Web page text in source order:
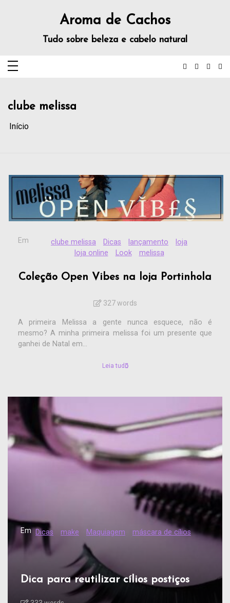
Aroma de Cachos
Tudo sobre beleza e cabelo natural
clube melissa
Início
Em clube melissa Dicas lançamento
loja
loja online
Look melissa
Coleção Open Vibes na loja Portinhola
327 words
A primeira Melissa a gente nunca esquece, não é
mesmo? A minha primeira melissa foi um presente que
ganhei de Natal em...
Leia tudo
Em Dicas make Maquiagem máscara de cílios
Dica para reutilizar cílios postiços